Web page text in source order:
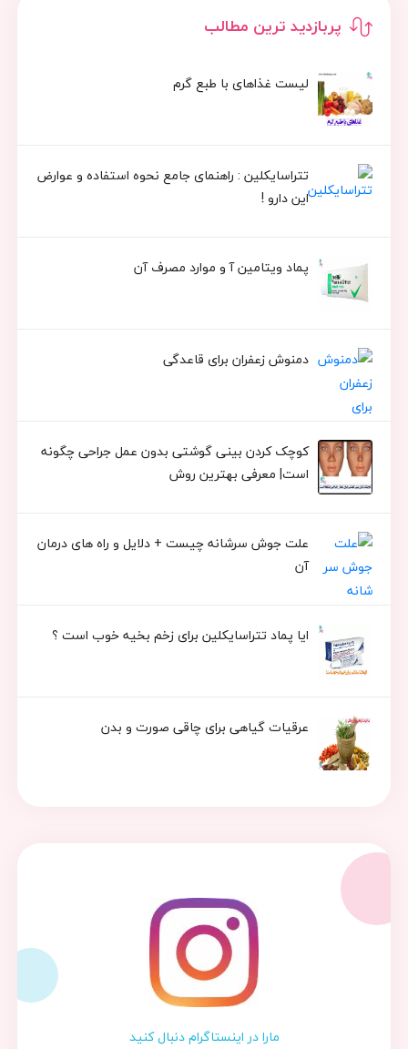
پربازدید ترین مطالب
لیست غذاهای با طبع گرم
تتراسایکلین : راهنمای جامع نحوه استفاده و عوارض
این دارو !
پماد ویتامین آ و موارد مصرف آن
دمنوش زعفران برای قاعدگی
کوچک کردن بینی گوشتی بدون عمل جراحی چگونه
است| معرفی بهترین روش
علت جوش سرشانه چیست + دلایل و راه های درمان
آن
ایا پماد تتراسایکلین برای زخم بخیه خوب است ؟
عرقیات گیاهی برای چاقی صورت و بدن
مارا در اینستاگرام دنبال کنید